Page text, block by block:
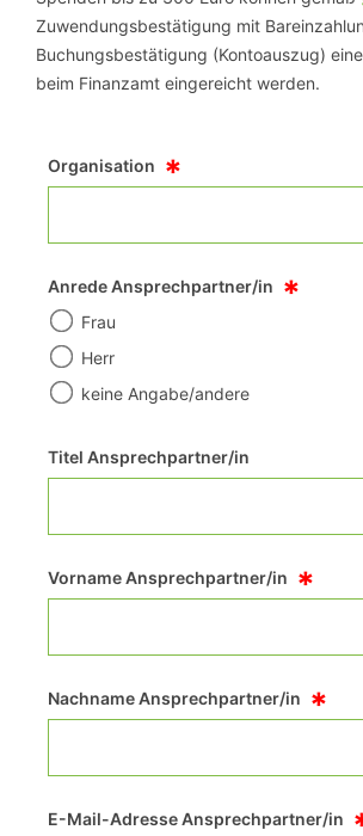
Zuwendungsbestätigung mit
Buchungsbestätigung (Kontoauszug)
beim Finanzamt eingereicht werden.
Organisation *
Anrede Ansprechpartner/in *
Frau
Herr
keine Angabe/andere
Titel Ansprechpartner/in
Vorname Ansprechpartner/in *
Nachname Ansprechpartner/in *
E-Mail-Adresse Ansprechpartner/in